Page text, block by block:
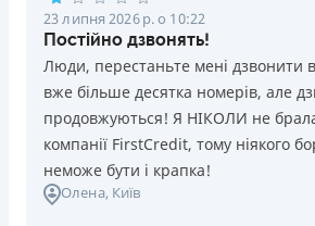
23 липня 2026 р. о 10:22
Постійно дзвонять!
Люди, перестаньте мені дзвонити
вже більше десятка номерів, але
продовжуються! Я НІКОЛИ не
компанії FirstCredit, тому ніякого
неможе бути і крапка!
Олена, Київ